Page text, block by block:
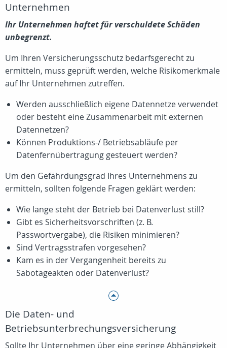
Unternehmen
Ihr Unternehmen haftet für verschuldete Schäden
unbegrenzt.
Um Ihren Versicherungsschutz bedarfsgerecht zu
ermitteln, muss geprüft werden, welche Risikomerkmale
auf Ihr Unternehmen zutreffen.
Werden ausschließlich eigene Datennetze verwendet
oder besteht eine Zusammenarbeit mit externen
Datennetzen?
Können Produktions-/ Betriebsabläufe per
Datenfernübertragung gesteuert werden?
Um den Gefährdungsgrad Ihres Unternehmens zu
ermitteln, sollten folgende Fragen geklärt werden:
Wie lange steht der Betrieb bei Datenverlust still?
Gibt es Sicherheitsvorschriften (z. B.
Passwortvergabe), die Risiken minimieren?
Sind Vertragsstrafen vorgesehen?
Kam es in der Vergangenheit bereits zu
Sabotageakten oder Datenverlust?
Die Daten- und
Betriebsunterbrechungsversicherung
Sollte Ihr Unternehmen über eine geringe Abhängigkeit